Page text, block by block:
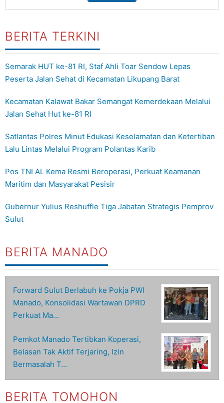
BERITA TERKINI
Semarak HUT ke-81 RI, Staf Ahli Toar Sendow Lepas
Peserta Jalan Sehat di Kecamatan Likupang Barat
Kecamatan Kalawat Bakar Semangat Kemerdekaan Melalui
Jalan Sehat Hut ke-81 RI
Satlantas Polres Minut Edukasi Keselamatan dan Ketertiban
Lalu Lintas Melalui Program Polantas Karib
Pos TNI AL Kema Resmi Beroperasi, Perkuat Keamanan
Maritim dan Masyarakat Pesisir
Gubernur Yulius Reshuffle Tiga Jabatan Strategis Pemprov
Sulut
BERITA MANADO
Forward Sulut Berlabuh ke Pokja PWI
Manado, Konsolidasi Wartawan DPRD
Perkuat Ma…
Pemkot Manado Tertibkan Koperasi,
Belasan Tak Aktif Terjaring, Izin
Bermasalah T…
BERITA TOMOHON